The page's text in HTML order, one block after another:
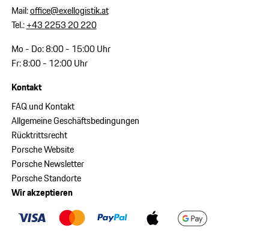
Mail:office@exellogistik.at
Tel.:+43 2253 20 220
Mo - Do: 8:00 - 15:00 Uhr
Fr: 8:00 - 12:00 Uhr
Kontakt
FAQ und Kontakt
Allgemeine Geschäftsbedingungen
Rücktrittsrecht
Porsche Website
Porsche Newsletter
Porsche Standorte
Wir akzeptieren